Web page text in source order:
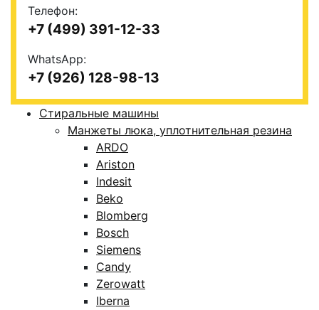
Телефон:
+7 (499) 391-12-33
WhatsApp:
+7 (926) 128-98-13
Стиральные машины
Манжеты люка, уплотнительная резина
ARDO
Ariston
Indesit
Beko
Blomberg
Bosch
Siemens
Candy
Zerowatt
Iberna